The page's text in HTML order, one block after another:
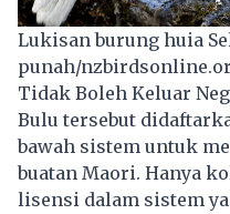
Lukisan burung huia
punah/
Tidak Boleh Keluar
Bulu tersebut
bawah sistem untuk
buatan Maori. Hanya
lisensi dalam sistem